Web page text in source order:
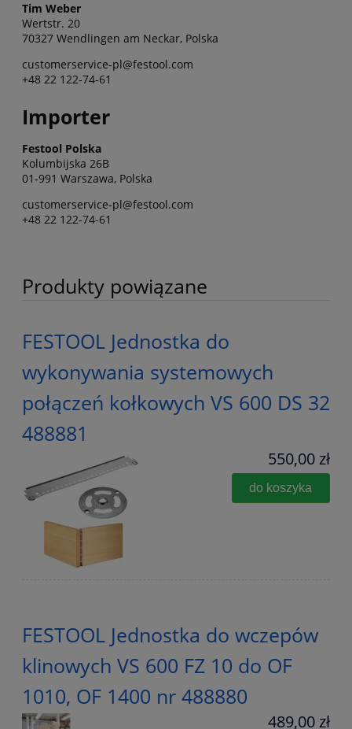
Tim Weber
Wertstr. 20
70327 Wendlingen am Neckar, Polska
customerservice-pl@festool.com
+48 22 122-74-61
Importer
Festool Polska
Kolumbijska 26B
01-991 Warszawa, Polska
customerservice-pl@festool.com
+48 22 122-74-61
Produkty powiązane
FESTOOL Jednostka do
wykonywania systemowych
połączeń kołkowych VS 600 DS 32
488881
550,00 zł
do koszyka
FESTOOL Jednostka do wczepów
klinowych VS 600 FZ 10 do OF
1010, OF 1400 nr 488880
489,00 zł